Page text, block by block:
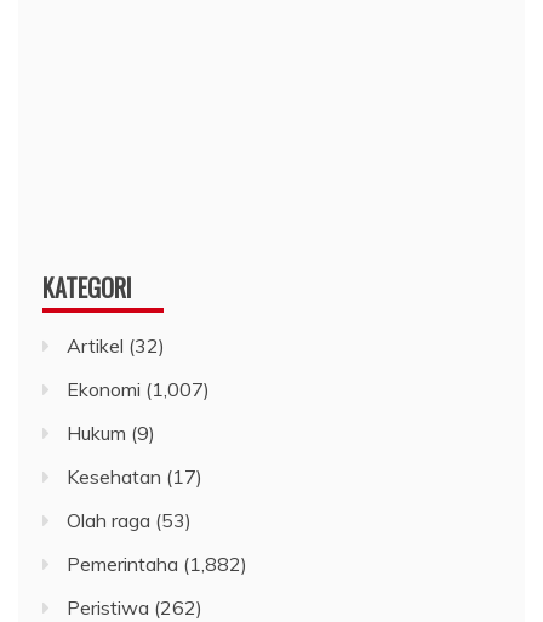
KATEGORI
Artikel (32)
Ekonomi (1,007)
Hukum (9)
Kesehatan (17)
Olah raga (53)
Pemerintaha (1,882)
Peristiwa (262)